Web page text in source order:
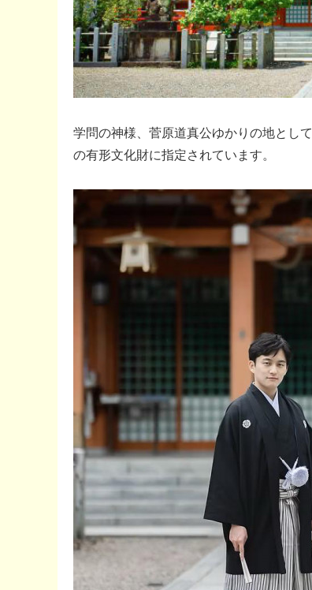
学問の神様、菅原道真公ゆかりの地とし
の有形文化財に指定されています。